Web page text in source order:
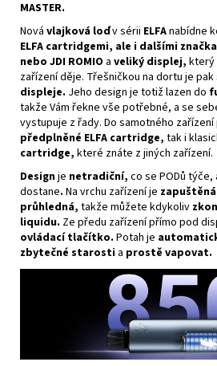
MASTER.
Nová vlajková loďv sérii ELFAnabídne
ELFA cartridgemi, ale i dalšími
nebo JDI ROMIO a veliký displej, který
zařízení děje. Třešničkou na dortu je
displeje. Jeho design je totiž lazen do
takže Vám řekne vše potřebné, a se
vystupuje z řady. Do samotného
předplněné ELFA cartridge, tak i
cartridge, které znáte z jiných zařízení.
Designje netradiční, co se PODů
dostane. Na vrchu zařízení je
průhledná, takže můžete kdykoliv
liquidu. Ze předu zařízení přímo pod
ovládací tlačítko. Potah je
zbytečné starosti a prostě vapovat.